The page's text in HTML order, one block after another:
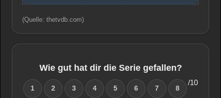
(Quelle: thetvdb.com)
Wie gut hat dir die Serie gefallen?
1 2 3 4 5 6 7 8
/10